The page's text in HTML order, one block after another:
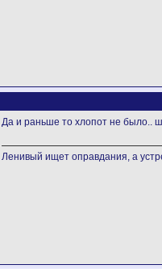
Да и раньше то хлопот не было..
Ленивый ищет оправдания, а